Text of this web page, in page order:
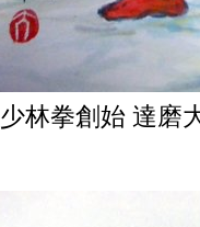
少林拳創始 達磨